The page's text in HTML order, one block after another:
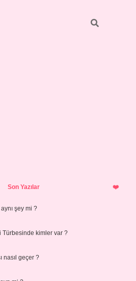
Son Yazılar
şey mi ?
Türbesinde kimler var ?
nasıl geçer ?